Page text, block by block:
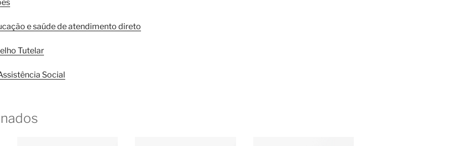
e saúde de atendimento direto
Tutelar
Social